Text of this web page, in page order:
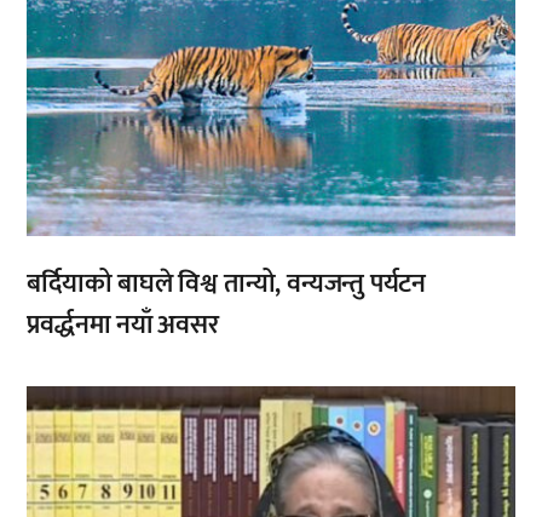
बर्दियाको बाघले विश्व तान्यो, वन्यजन्तु पर्यटन
प्रवर्द्धनमा नयाँ अवसर
,,